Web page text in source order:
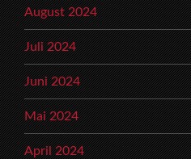
August 2024
Juli 2024
Juni 2024
Mai 2024
April 2024